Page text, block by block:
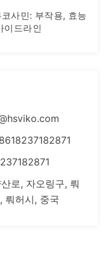
사민: 부작용, 효능
이드라인
로, 자오링구, 뤄
뤄허시, 중국